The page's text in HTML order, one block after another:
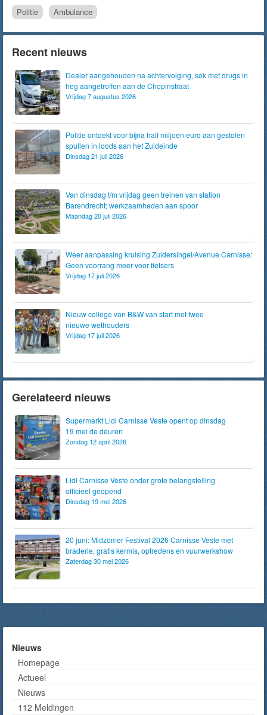
Politie Ambulance
Recent nieuws
Dealer aangehouden na achtervolging, sok met drugs in
heg aangetroffen aan de Chopinstraat
Vrijdag 7 augustus 2026
Politie ontdekt voor bijna half miljoen euro aan gestolen
spullen in loods aan het Zuideinde
Dinsdag 21 juli 2026
Van dinsdag t/m vrijdag geen treinen van station
Barendrecht; werkzaamheden aan spoor
Maandag 20 juli 2026
Weer aanpassing kruising Zuidersingel/Avenue Carnisse:
Geen voorrang meer voor fietsers
Vrijdag 17 juli 2026
Nieuw college van B&W van start met twee
nieuwe wethouders
Vrijdag 17 juli 2026
Gerelateerd nieuws
Supermarkt Lidl Carnisse Veste opent op dinsdag
19 mei de deuren
Zondag 12 april 2026
Lidl Carnisse Veste onder grote belangstelling
officieel geopend
Dinsdag 19 mei 2026
20 juni: Midzomer Festival 2026 Carnisse Veste met
braderie, gratis kermis, optredens en vuurwerkshow
Zaterdag 30 mei 2026
Nieuws
Homepage
Actueel
Nieuws
112 Meldingen